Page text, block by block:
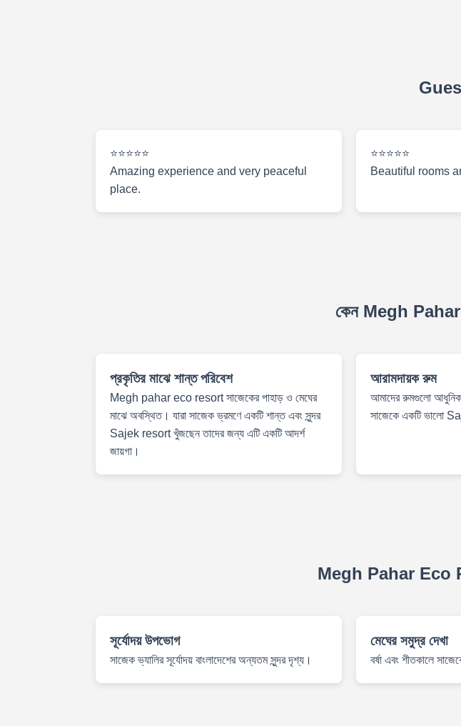
⭐⭐⭐⭐⭐
Amazing experience and very peaceful
place.
⭐⭐⭐⭐⭐
Beautiful rooms
কেন Megh Pahar
প্রকৃতির মাঝে শান্ত পরিবেশ
Megh pahar eco resort সাজেকের পাহাড় ও মেঘের
মাঝে অবস্থিত। যারা সাজেক ভ্রমণে একটি শান্ত এবং সুন্দর
Sajek resort খুঁজছেন তাদের জন্য এটি একটি আদর্শ
জায়গা।
আরামদায়ক রুম
আমাদের রুমগুলো আধুনিক
সাজেকে একটি ভালো
Megh Pahar Eco
সূর্যোদয় উপভোগ
সাজেক ভ্যালির সূর্যোদয় বাংলাদেশের অন্যতম সুন্দর দৃশ্য।
মেঘের সমুদ্র দেখা
বর্ষা এবং শীতকালে